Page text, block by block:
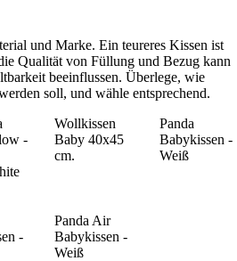
und Marke. Ein teureres Kissen ist
Qualität von Füllung und Bezug kann
beeinflussen. Überlege, wie
soll, und wähle entsprechend.
-
Wollkissen
Baby 40x45
cm.
Panda
Babykissen -
Weiß
-
Panda Air
Babykissen -
Weiß